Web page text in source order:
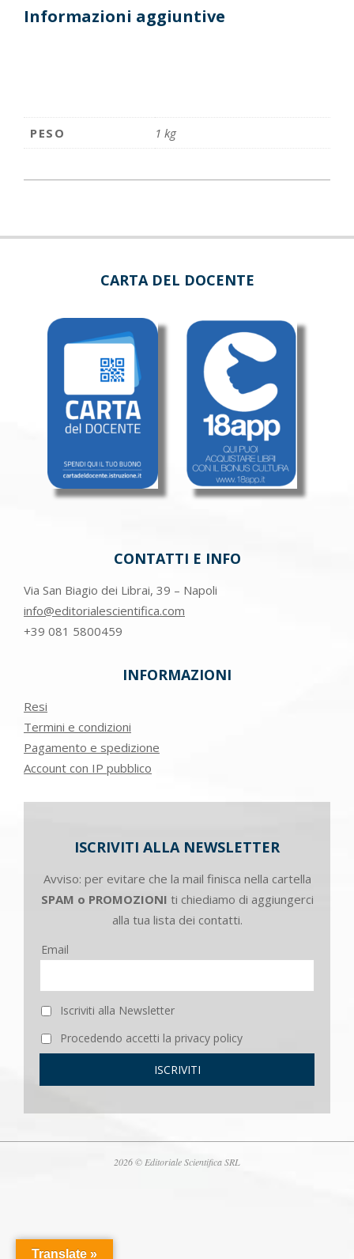
Informazioni aggiuntive
PESO 1 kg
CARTA DEL DOCENTE
CONTATTI E INFO
Via San Biagio dei Librai, 39 – Napoli
info@editorialescientifica.com
+39 081 5800459
INFORMAZIONI
Resi
Termini e condizioni
Pagamento e spedizione
Account con IP pubblico
ISCRIVITI ALLA NEWSLETTER
Avviso: per evitare che la mail finisca nella cartella
SPAM o PROMOZIONI ti chiediamo di aggiungerci
alla tua lista dei contatti.
Email
Iscriviti alla Newsletter
Procedendo accetti la privacy policy
2026 © Editoriale Scientifica SRL
Translate »